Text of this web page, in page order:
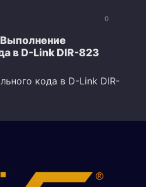
0
в D-Link DIR-823
кода в D-Link DIR-